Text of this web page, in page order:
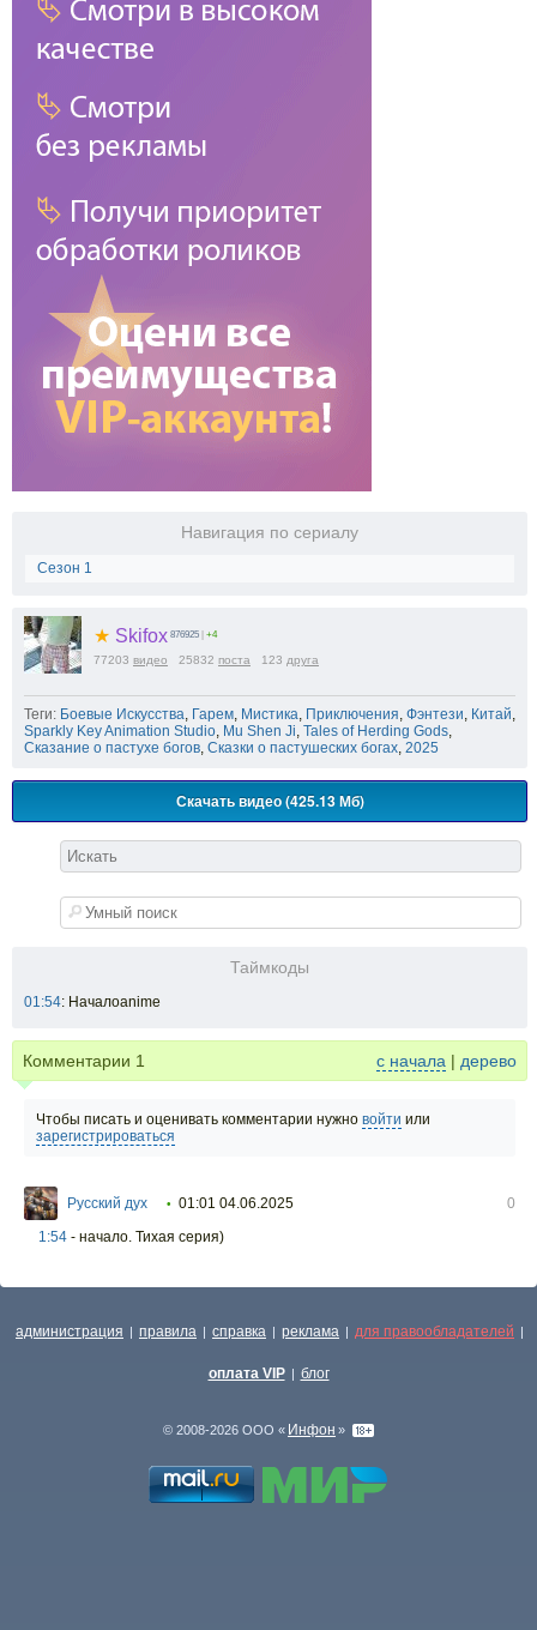
Навигация по сериалу
Сезон 1
★ Skifox 876925 +4
77203 видео 25832 поста 123 друга
Теги: Боевые Искусства, Гарем, Мистика, Приключения, Фэнтези, Китай,
Sparkly Key Animation Studio, Mu Shen Ji, Tales of Herding Gods,
Сказание о пастухе богов, Сказки о пастушеских богах, 2025
Скачать видео (425.13 Мб)
Таймкоды
01:54: Началоanime
Комментарии 1 с начала | дерево
Чтобы писать и оценивать комментарии нужно войти или
зарегистрироваться
Русский дух • 01:01 04.06.2025
0
1:54 - начало. Тихая серия)
администрация | правила | справка | реклама | для правообладателей |
оплата VIP | блог
© 2008-2026 ООО « Инфон »